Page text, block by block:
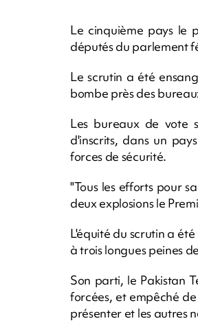
Le cinquième pays le
députés du parlement
Le scrutin a été
bombe près des
Les bureaux de vote
d'inscrits, dans un
forces de sécurité.
"Tous les efforts pour
deux explosions le
L'équité du scrutin a
à trois longues peines
Son parti, le Pakistan
forcées, et empêché
présenter et les autres